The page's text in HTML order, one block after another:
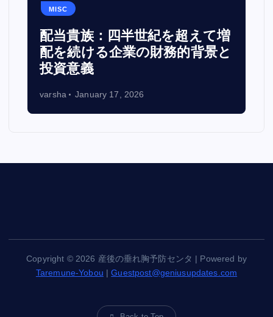
MISC
配当貴族：四半世紀を超えて増
配を続ける企業の財務的背景と
投資意義
varsha January 17, 2026
Copyright © 2026 産後の垂れ胸予防センタ | Powered by
Taremune-Yobou |Guestpost@geniusupdates.com